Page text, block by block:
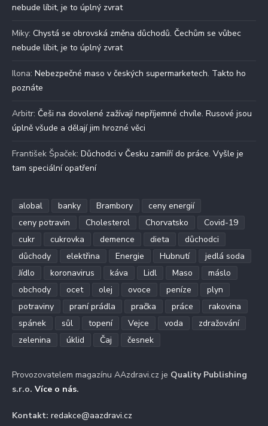
nebude líbit, je to úplný zvrat
Miky: Chystá se obrovská změna důchodů. Čechům se vůbec
nebude líbit, je to úplný zvrat
Ilona: Nebezpečné maso v českých supermarketech. Takto ho
poznáte
Arbitr: Češi na dovolené zažívají nepříjemné chvíle. Rusové jsou
úplně všude a dělají jim hrozné věci
František Špaček: Důchodci v Česku zamíří do práce. Vyšle je
tam speciální opatření
alobal banky Brambory
ceny energií
ceny potravin
Cholesterol Chorvatsko
Covid-19
cukr
cukrovka demence dieta
důchodci
důchody
elektřina Energie Hubnutí
jedlá soda
Jídlo
koronavirus káva Lidl Maso
máslo
obchody
ocet olej ovoce peníze
plyn
potraviny
praní prádla pračka práce
rakovina
spánek
sůl topení Vejce voda
zdražování
zelenina
úklid Čaj česnek
Provozovatelem magazínu AAzdravi.cz je Quality Publishing
s.r.o. Více o nás.
Kontakt: redakce@aazdravi.cz